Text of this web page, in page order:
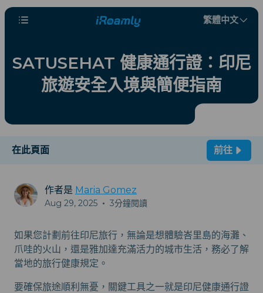
繁體中文
SATUSEHAT 健康通行證：印尼
旅遊安全入境與簡便指南
在此頁面 前往
作者是 Maria Gomez
Aug 29, 2025 • 3分鐘閱讀
如果您計劃前往印尼旅行，無論是想體驗峇里島的海灘、
爪哇的火山，還是雅加達充滿活力的城市生活，務必了解
當地的旅行健康規定。
要確保旅途順利無憂，關鍵工具之一就是印尼健康通行證